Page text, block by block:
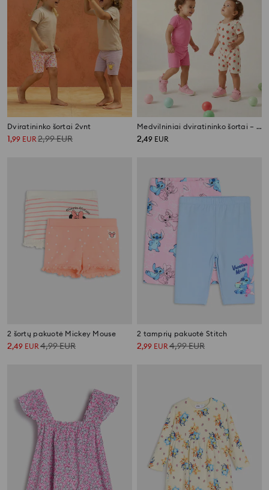
Dviratininko šortai 2vnt
1,99 EUR2,99EUR
Medvilniniai dviratininko šortai – 2 vnt.
2,49 EUR
2 šortų pakuotė Mickey Mouse
2,49 EUR 4,99EUR
2 tamprių pakuotė Stitch
2,99 EUR 4,99EUR